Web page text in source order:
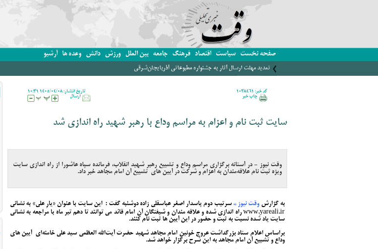
صفحه نخست سیاست اقتصاد فرهنگ جامعه بین الملل ورزش دانش وعده ها آرشیو
تمدید مهلت ارسال آثار به جشنواره مطبوعاتی آذربایجان‌شرقی
کد خبر: 1038461
تاریخ انتشار: 1405/04/08 10:31
چاپ خبر
ارسال
سایت ثبت نام و اعزام به مراسم وداع با رهبر شهید راه اندازی شد
وقت نیوز - در آستانه برگزاری مراسم وداع و تشییع رهبر شهید انقلاب، فرمانده سپاه عاشورا از راه اندازی سایت
ویژه ثبت نام علاقه‌مندان به اعزام و شرکت در آیین های تشییع آن امام مجاهد خبر داد.
به گزارشوقت نیوز ،‌، سرتیب دوم پاسدار اصغر عباسقلی زاده دوشنبه گفت : این سایت با عنوان «یارِ علی» به نشانی
www.yareali.ir راه اندازی شده و علاقه مندان و شیفتگان آن امام قائد می توانند تا دهم تیر ماه با مراجعه به نشانی
سایت یاد شده نسبت به ثبت و حضور در این آیین ها ثبت نام کنند.
براساس اعلام ستاد بزرگداشت عروج خونین امام مجاهد شهید حضرت آیت‌الله‌ العظمی سید علی خامنه‌ای‌ آیین های
وداع و تشییع آن امام مجاهد به این شرح برگزار خواهد شد.